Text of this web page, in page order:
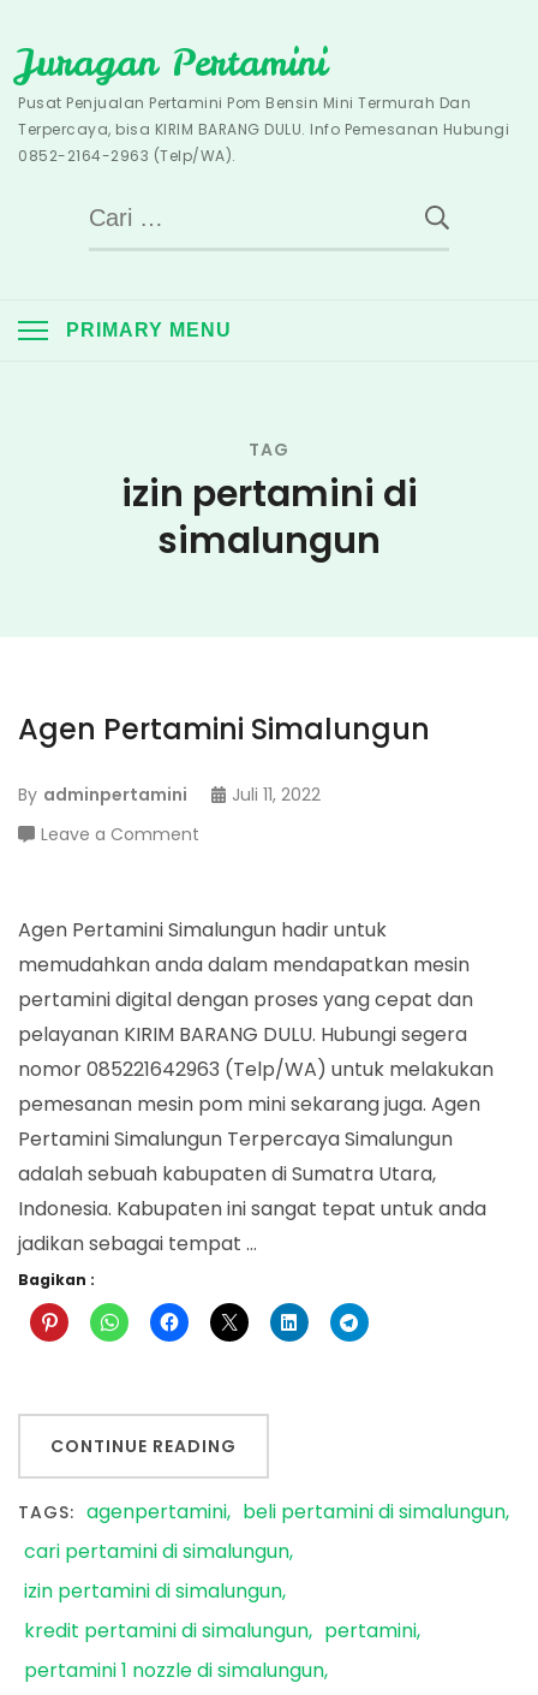
to
content
Juragan Pertamini
Pusat Penjualan Pertamini Pom Bensin Mini Termurah Dan
Terpercaya, bisa KIRIM BARANG DULU. Info Pemesanan Hubungi
0852-2164-2963 (Telp/WA).
Cari
untuk:
PRIMARY MENU
TAG
izin pertamini di
simalungun
Agen Pertamini Simalungun
By adminpertamini
Juli 11, 2022
Leave a Comment
Simalungun
Agen Pertamini Simalungun hadir untuk
memudahkan anda dalam mendapatkan mesin
pertamini digital dengan proses yang cepat dan
pelayanan KIRIM BARANG DULU. Hubungi segera
nomor 085221642963 (Telp/WA) untuk melakukan
pemesanan mesin pom mini sekarang juga. Agen
Pertamini Simalungun Terpercaya Simalungun
adalah sebuah kabupaten di Sumatra Utara,
Indonesia. Kabupaten ini sangat tepat untuk anda
jadikan sebagai tempat …
Bagikan :
CONTINUE READING
TAGS: agenpertamini
beli pertamini di simalungun
cari pertamini di simalungun
izin pertamini di simalungun
kredit pertamini di simalungun
pertamini
pertamini 1 nozzle di simalungun